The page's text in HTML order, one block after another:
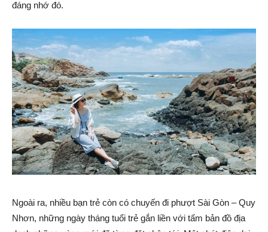
đáng nhớ đó.
Ngoài ra, nhiều bạn trẻ còn có chuyến đi phượt Sài Gòn – Quy
Nhơn, những ngày tháng tuổi trẻ gắn liền với tấm bản đồ địa